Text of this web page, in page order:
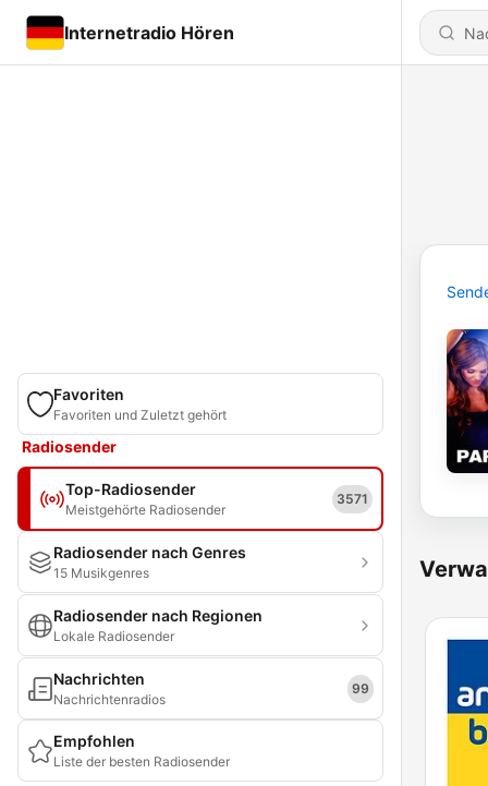
Internetradio Hören
Favoriten
Favoriten und Zuletzt gehört
Radiosender
Top-Radiosender
Meistgehörte Radiosender
3571
Radiosender nach Genres
15 Musikgenres
Radiosender nach Regionen
Lokale Radiosender
Nachrichten
Nachrichtenradios
99
Empfohlen
Liste der besten Radiosender